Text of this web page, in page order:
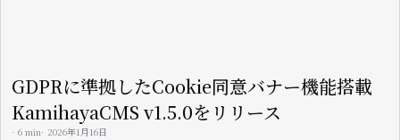
GDPRに準拠したCookie同意バナー機能搭載
KamihayaCMS v1.5.0をリリース
6 min 2026年1月16日